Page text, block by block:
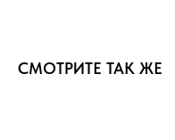
СМОТРИТЕ ТАК ЖЕ